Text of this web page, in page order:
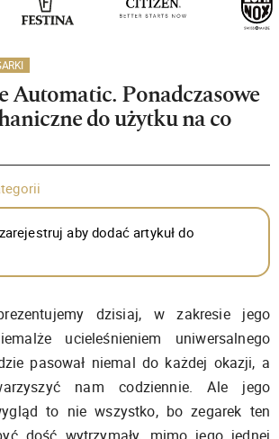
Automatic. Ponadczasowe
do użytku na co
aby dodać artykuł do
dzisiaj, w zakresie jego
ucieleśnieniem uniwersalnego
pasował niemal do każdej okazji, a
nam codziennie. Ale jego
to nie wszystko, bo zegarek ten